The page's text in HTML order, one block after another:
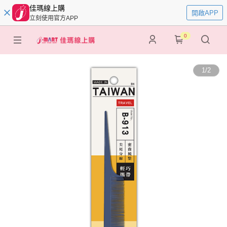
佳瑪線上購
立刻使用官方APP
開啟APP
0
1/2